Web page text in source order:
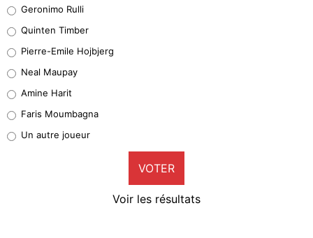
32%
5%
1%
9%
Geronimo Rulli
Quinten Timber
Pierre-Emile Hojbjerg
Neal Maupay
Amine Harit
Faris Moumbagna
Un autre joueur
VOTER
Voir les résultats